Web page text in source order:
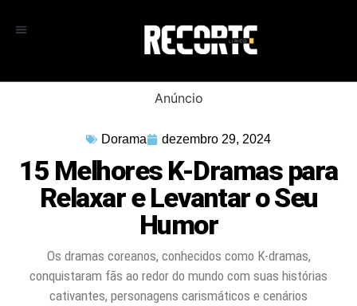
Anúncio
Dorama dezembro 29, 2024
15 Melhores K-Dramas para
Relaxar e Levantar o Seu
Humor
Os dramas coreanos, conhecidos como K-dramas,
conquistaram fãs ao redor do mundo com suas histórias
cativantes, personagens carismáticos e cenários